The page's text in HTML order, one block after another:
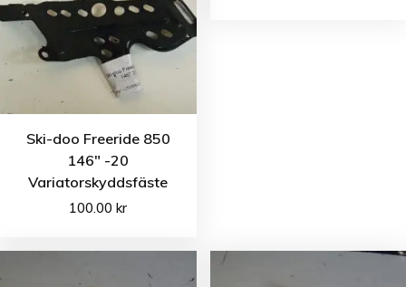
Ski-doo Freeride 850
146″ -20
Variatorskyddsfäste
100.00kr